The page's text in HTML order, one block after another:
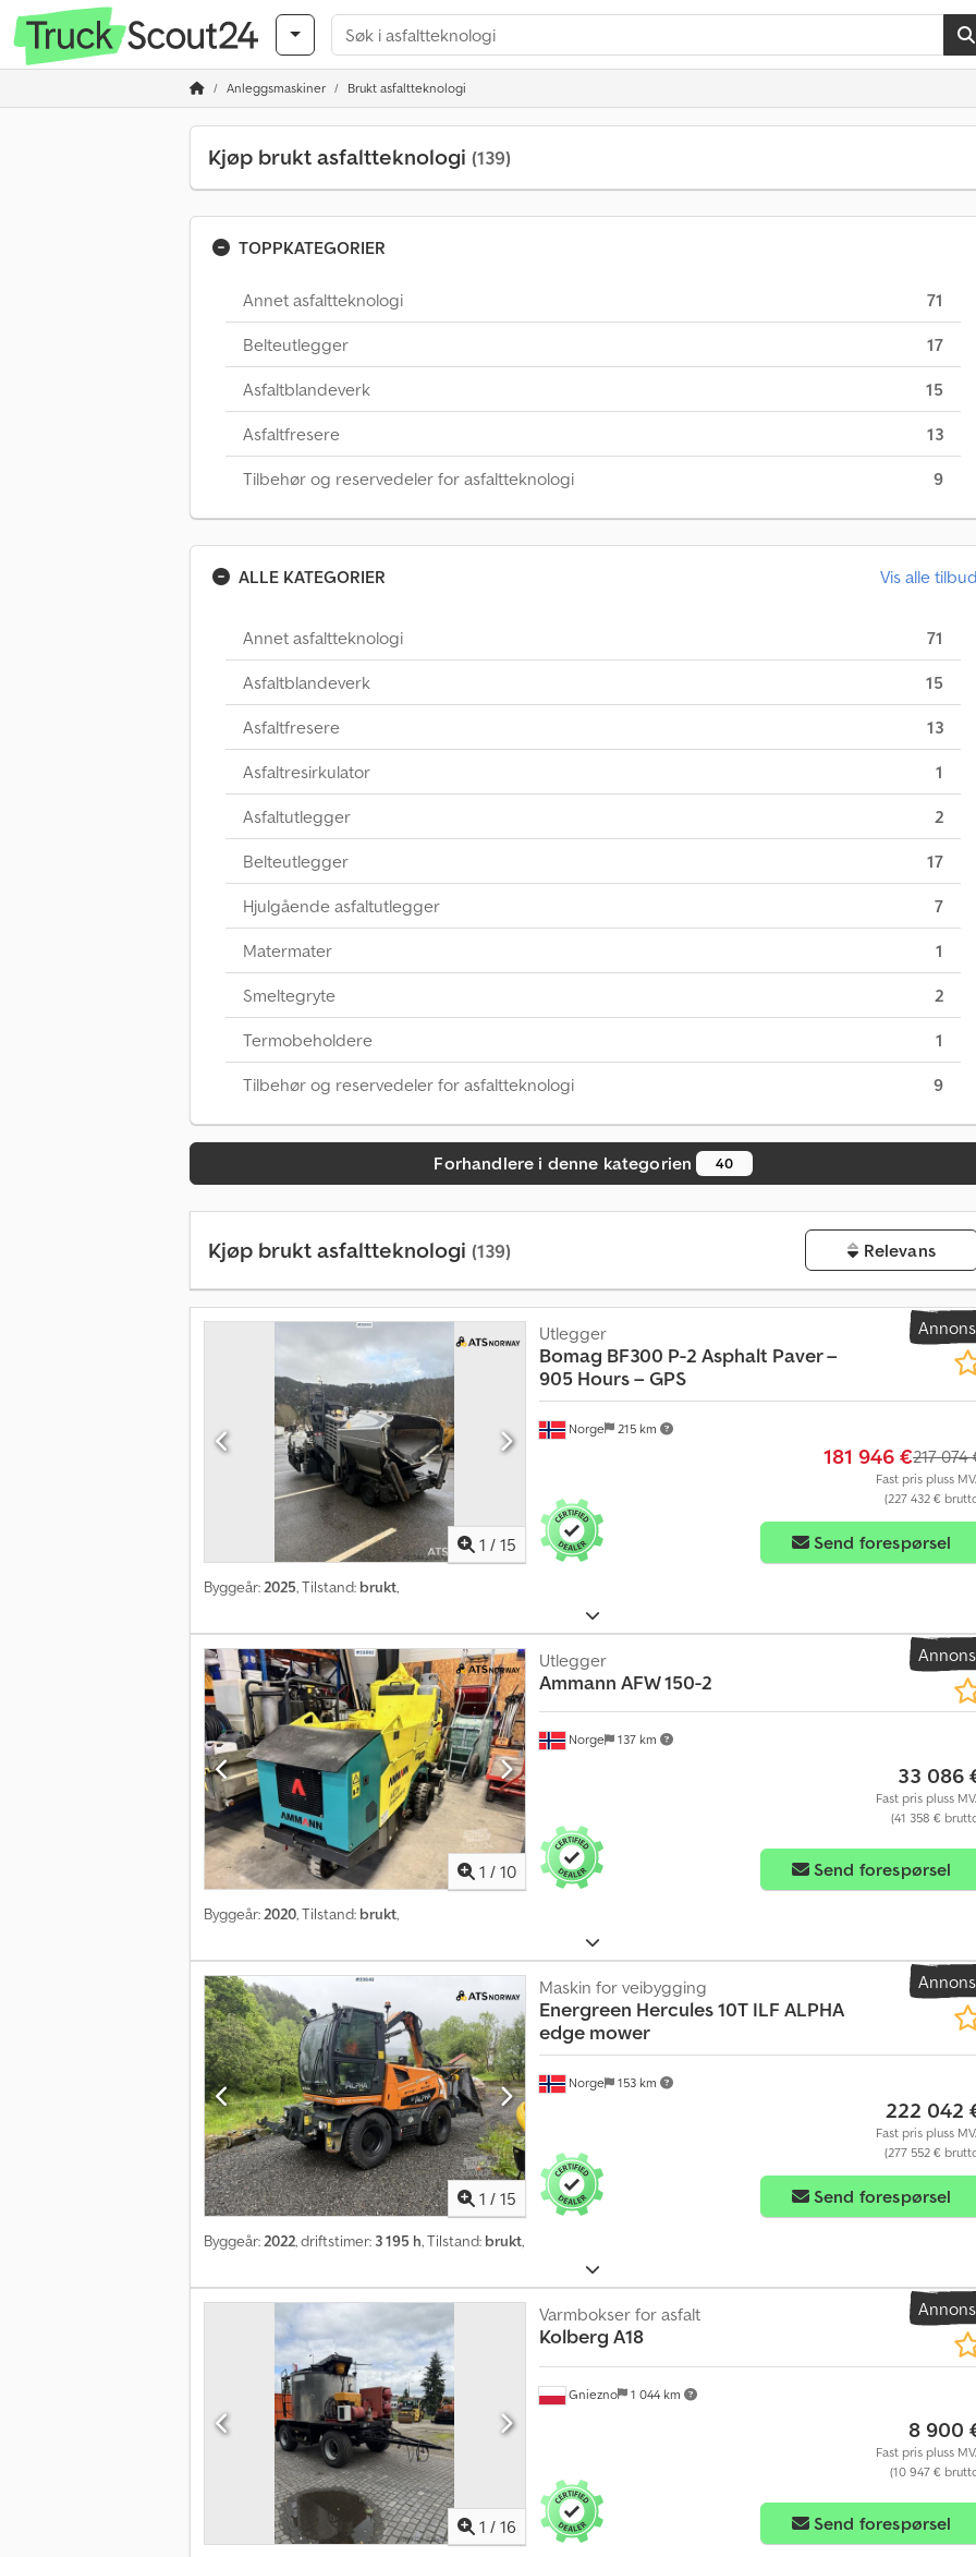
Anleggsmaskiner Brukt asfaltteknologi
Kjøp brukt asfaltteknologi (139)
TOPPKATEGORIER
Annet asfaltteknologi 71
Belteutlegger 17
Asfaltblandeverk 15
Asfaltfresere 13
Tilbehør og reservedeler for asfaltteknologi 9
ALLE KATEGORIER Vis alle
Annet asfaltteknologi 71
Asfaltblandeverk 15
Asfaltfresere 13
Asfaltresirkulator 1
Asfaltutlegger 2
Belteutlegger 17
Hjulgående asfaltutlegger 7
Matermater 1
Smeltegryte 2
Termobeholdere 1
Tilbehør og reservedeler for asfaltteknologi 9
Forhandlere i denne kategorien 40
Kjøp brukt asfaltteknologi (139) Relevans
1 / 15
Norge 215 km
Utlegger
Bomag BF300 P-2 Asphalt Paver –
905 Hours – GPS
181 946 €217 074
Fast pris pluss
(227 432 €
Send forespørsel
Byggeår:2025, Tilstand: brukt,
1 / 10
Norge 137 km
Utlegger
Ammann AFW 150-2
33 086
Fast pris pluss
(41 358 €
Send forespørsel
Byggeår:2020, Tilstand: brukt,
1 / 15
Norge 153 km
Maskin for veibygging
Energreen Hercules 10T ILF ALPHA
edge mower
222 042
Fast pris pluss
(277 552 €
Send forespørsel
Byggeår:2022, driftstimer: 3 195 h, Tilstand: brukt,
1 / 16
Gniezno 1 044 km
Varmbokser for asfalt
Kolberg A18
8 900
Fast pris pluss
(10 947 €
Send forespørsel